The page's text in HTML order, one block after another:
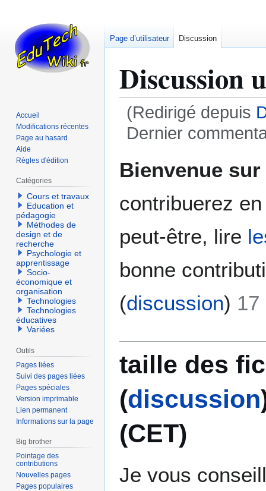
Discussion
(Redirigé depuis
Dernier
navigation
recherche
Bienvenue sur
contribuerez
peut-être, lire
bonne
(discussion) 17
taille des
(discussion
(CET)
Je vous
Page d’utilisateur Discussion
Accueil
Modifications récentes
Page au hasard
Aide
Règles d'édition
Catégories
Cours et travaux
Education et
pédagogie
Méthodes de
design et de
recherche
Psychologie et
apprentissage
Socio-
économique et
organisation
Technologies
Technologies
éducatives
Variées
Outils
Pages liées
Suivi des pages liées
Pages spéciales
Version imprimable
Lien permanent
Informations sur la page
Big brother
Pointage des
contributions
Nouvelles pages
Pages populaires